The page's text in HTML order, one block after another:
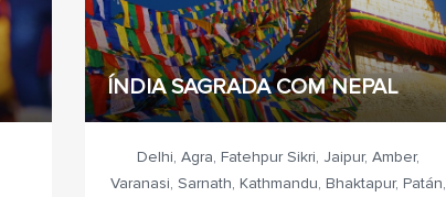
ÍNDIA SAGRADA COM NEPAL
Delhi, Agra, Fatehpur Sikri, Jaipur, Amber,
Varanasi, Sarnath, Kathmandu, Bhaktapur, Patán,